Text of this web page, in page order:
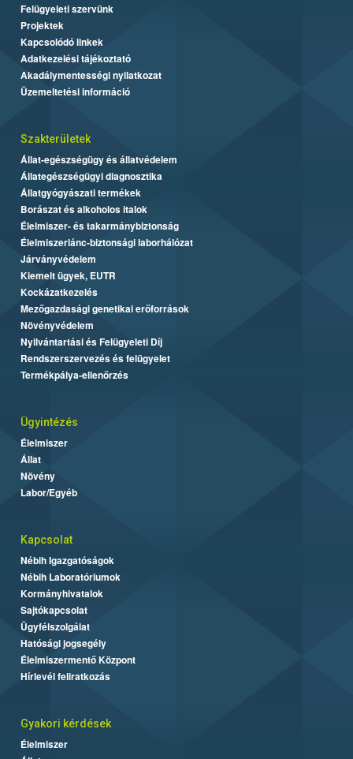
Felügyeleti szervünk
Projektek
Kapcsolódó linkek
Adatkezelési tájékoztató
Akadálymentességi nyilatkozat
Üzemeltetési információ
Szakterületek
Állat-egészségügy és állatvédelem
Állategészségügyi diagnosztika
Állatgyógyászati termékek
Borászat és alkoholos italok
Élelmiszer- és takarmánybiztonság
Élelmiszerlánc-biztonsági laborhálózat
Járványvédelem
Kiemelt ügyek, EUTR
Kockázatkezelés
Mezőgazdasági genetikai erőforrások
Növényvédelem
Nyilvántartási és Felügyeleti Díj
Rendszerszervezés és felügyelet
Termékpálya-ellenőrzés
Ügyintézés
Élelmiszer
Állat
Növény
Labor/Egyéb
Kapcsolat
Nébih Igazgatóságok
Nébih Laboratóriumok
Kormányhivatalok
Sajtókapcsolat
Ügyfélszolgálat
Hatósági jogsegély
Élelmiszermentő Központ
Hírlevél feliratkozás
Gyakori kérdések
Élelmiszer